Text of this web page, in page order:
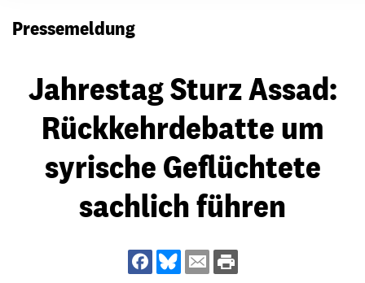
Pressemeldung
Jahrestag Sturz Assad:
Rückkehrdebatte um
syrische Geflüchtete
sachlich führen